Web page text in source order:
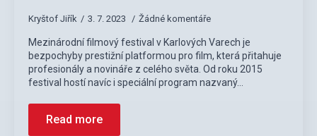
Kryštof Jiřík 3. 7. 2023 Žádné komentáře
Mezinárodní filmový festival v Karlových Varech je
bezpochyby prestižní platformou pro film, která přitahuje
profesionály a novináře z celého světa. Od roku 2015
festival hostí navíc i speciální program nazvaný…
Read more